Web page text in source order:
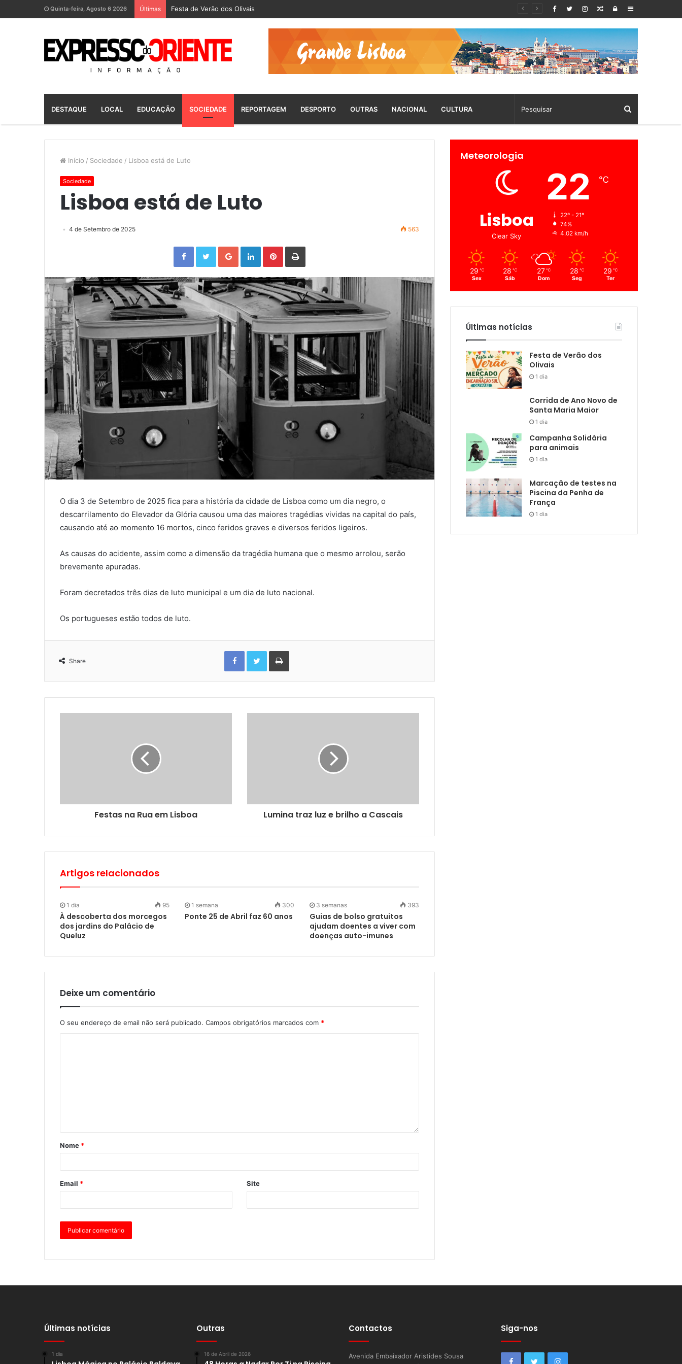
Quinta-feira, Agosto 6 2026 Últimas Festa de Verão dos Olivais Sidebar
Log
Random
DESTAQUE LOCAL EDUCAÇÃO SOCIEDADE REPORTAGEM DESPORTO OUTRAS NACIONAL CULTURA
Início / Sociedade / Lisboa está de Luto
Sociedade
Lisboa está de Luto
4 de Setembro de 2025 563
Facebook Twitter Google+ LinkedIn Pinterest
O dia 3 de Setembro de 2025 fica para a história da cidade de Lisboa como um dia negro, o
descarrilamento do Elevador da Glória causou uma das maiores tragédias vividas na capital do país,
causando até ao momento 16 mortos, cinco feridos graves e diversos feridos ligeiros.
As causas do acidente, assim como a dimensão da tragédia humana que o mesmo arrolou, serão
brevemente apuradas.
Foram decretados três dias de luto municipal e um dia de luto nacional.
Os portugueses estão todos de luto.
Share
Facebook Twitter
Festas na Rua em Lisboa Lumina traz luz e brilho a Cascais
Artigos relacionados
1 dia 95
À descoberta dos morcegos
dos jardins do Palácio de
Queluz
1 semana 300
Ponte 25 de Abril faz 60 anos
3 semanas 393
Guias de bolso gratuitos
ajudam doentes a viver com
doenças auto-imunes
Deixe um comentário
O seu endereço de email não será publicado. Campos obrigatórios marcados com *
Nome *
Email * Site
Meteorologia
Lisboa
Clear Sky
22 ℃
22º - 21º
74%
4.02 km/h
29 ℃
Sex
28 ℃
Sáb
27 ℃
Dom
28 ℃
Seg
29 ℃
Ter
Últimas notícias
Festa de Verão dos
Olivais
1 dia
Corrida de Ano Novo de
Santa Maria Maior
1 dia
Campanha Solidária
para animais
1 dia
Marcação de testes na
Piscina da Penha de
França
1 dia
Últimas notícias
1 dia
Outras
16 de Abril de 2026
Contactos
Avenida Embaixador Aristides Sousa
Siga-nos